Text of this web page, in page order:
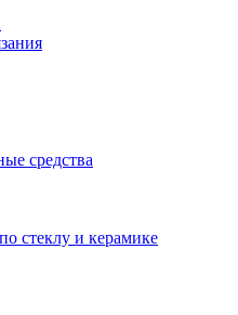
средства
стеклу и керамике